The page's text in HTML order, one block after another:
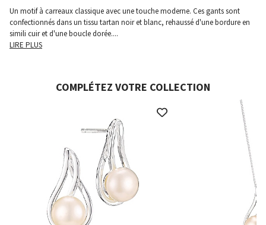
Un motif à carreaux classique avec une touche moderne. Ces gants sont
confectionnés dans un tissu tartan noir et blanc, rehaussé d'une bordure en
simili cuir et d'une boucle dorée....
LIRE PLUS
COMPLÉTEZ VOTRE COLLECTION